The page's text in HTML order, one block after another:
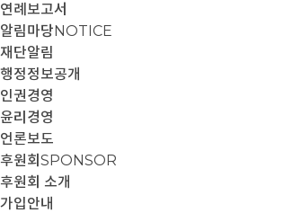
연례보고서
알림마당NOTICE
재단알림
행정정보공개
인권경영
윤리경영
언론보도
후원회 SPONSOR
후원회 소개
가입안내